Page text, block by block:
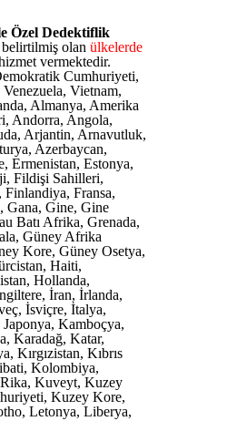
Özel Dedektiflik
belirtilmiş olan ülkelerde
vermektedir.
Cumhuriyeti,
Vietnam,
Almanya, Amerika
Andorra, Angola,
Arjantin, Arnavutluk,
Azerbaycan,
Ermenistan, Estonya,
Fildişi Sahilleri,
Fransa,
Gana, Gine, Gine
Batı Afrika, Grenada,
Güney Afrika
Kore, Güney Osetya,
Haiti,
Hollanda,
İran, İrlanda,
İsviçre, İtalya,
Kamboçya,
Karadağ, Katar,
Kırgızistan, Kıbrıs
Kolombiya,
Kuveyt, Kuzey
Kuzey Kore,
Letonya, Liberya,